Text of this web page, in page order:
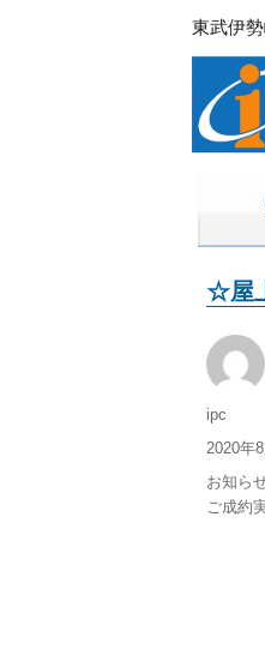
東武伊
春日部
東武伊
☆屋
投
稿
ipc
投
稿
日:
2020年
カ
テ
お知ら
ご成約